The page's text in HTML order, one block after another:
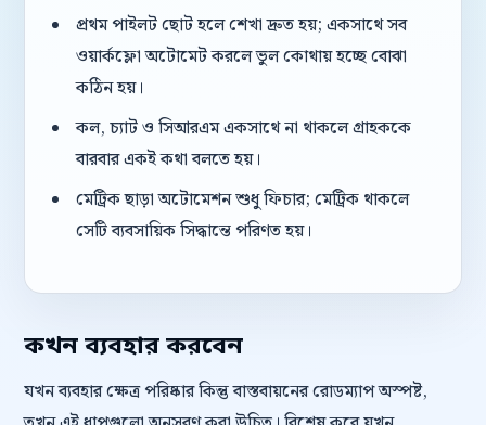
প্রথম পাইলট ছোট হলে শেখা দ্রুত হয়; একসাথে সব
ওয়ার্কফ্লো অটোমেট করলে ভুল কোথায় হচ্ছে বোঝা
কঠিন হয়।
কল, চ্যাট ও সিআরএম একসাথে না থাকলে গ্রাহককে
বারবার একই কথা বলতে হয়।
মেট্রিক ছাড়া অটোমেশন শুধু ফিচার; মেট্রিক থাকলে
সেটি ব্যবসায়িক সিদ্ধান্তে পরিণত হয়।
কখন ব্যবহার করবেন
যখন ব্যবহার ক্ষেত্র পরিষ্কার কিন্তু বাস্তবায়নের রোডম্যাপ অস্পষ্ট,